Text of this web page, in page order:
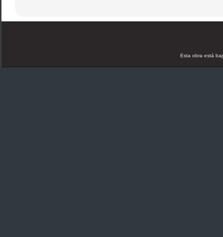
Esta obra está